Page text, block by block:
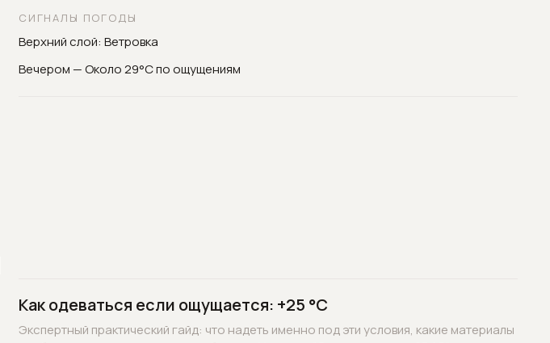
СИГНАЛЫ ПОГОДЫ
Верхний слой: Ветровка
Вечером — Около 29°C по ощущениям
Как одеваться если ощущается: +25 °C
Экспертный практический гайд: что надеть именно под эти условия, какие материалы